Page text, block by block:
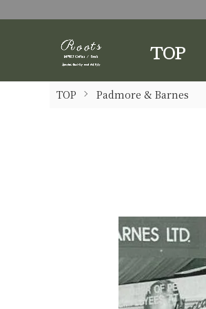
TOP
TOP Padmore & Barnes